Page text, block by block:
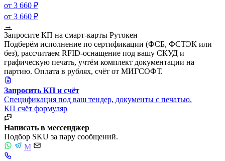
от 3 660 ₽
от 3 660 ₽
→
Запросите КП на смарт-карты Рутокен
Подберём исполнение по сертификации (ФСБ, ФСТЭК или
без), рассчитаем RFID-оснащение под вашу СКУД и
графическую печать, учтём комплект документации на
партию. Оплата в рублях, счёт от МИГСОФТ.
Запросить КП и счёт
Спецификация под ваш тендер, документы с печатью.
КП счёт формуляр
Написать в мессенджер
Подбор SKU за пару сообщений.
M